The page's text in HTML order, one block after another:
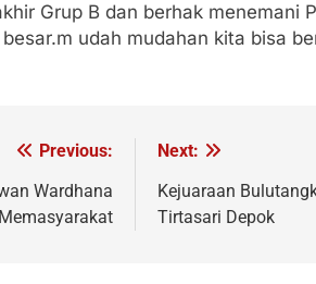
Grup B dan berhak menemani
udah mudahan kita bisa
Previous:
Wardhana
Next:
Kejuaraan
Tirtasari Depok